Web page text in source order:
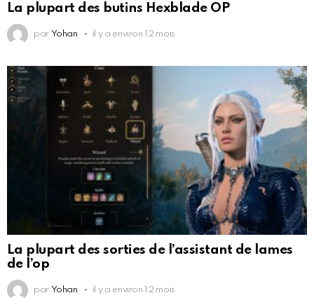
La plupart des butins Hexblade OP
par Yohan il y a environ 12 mois
La plupart des sorties de l’assistant de lames
de l’op
par Yohan il y a environ 12 mois